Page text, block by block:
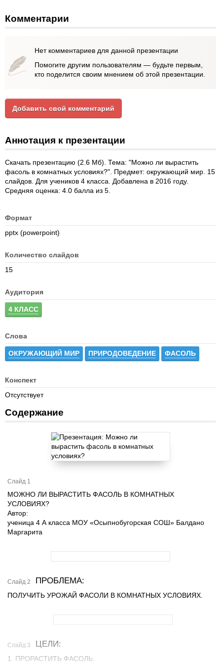
Комментарии
Нет комментариев для данной презентации
Помогите другим пользователям — будьте первым,
кто поделится своим мнением об этой презентации.
Добавить свой комментарий
Аннотация к презентации
Скачать презентацию (2.6 Мб). Тема: "Можно ли вырастить
фасоль в комнатных условиях?". Предмет: окружающий мир. 15
слайдов. Для учеников 4 класса. Добавлена в 2016 году.
Средняя оценка: 4.0 балла из 5.
Формат
pptx (powerpoint)
Количество слайдов
15
Аудитория
4 КЛАСС
Слова
ОКРУЖАЮЩИЙ МИР ПРИРОДОВЕДЕНИЕ ФАСОЛЬ
Конспект
Отсутствует
Содержание
Слайд 1
МОЖНО ЛИ ВЫРАСТИТЬ ФАСОЛЬ В КОМНАТНЫХ
УСЛОВИЯХ?
Автор:
ученица 4 А класса МОУ «Осыпнобугорская СОШ» Балдано
Маргарита
Слайд 2 ПРОБЛЕМА:
ПОЛУЧИТЬ УРОЖАЙ ФАСОЛИ В КОМНАТНЫХ УСЛОВИЯХ.
Слайд 3 ЦЕЛИ:
1. ПРОРАСТИТЬ ФАСОЛЬ.